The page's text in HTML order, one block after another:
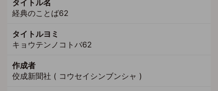
タイトル名
経典のことば62
タイトルヨミ
キョウテンノコトバ62
作成者
佼成新聞社 ( コウセイシンブンシャ )